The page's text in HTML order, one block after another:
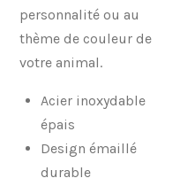
personnalité ou au
thème de couleur de
votre animal.
Acier inoxydable
épais
Design émaillé
durable